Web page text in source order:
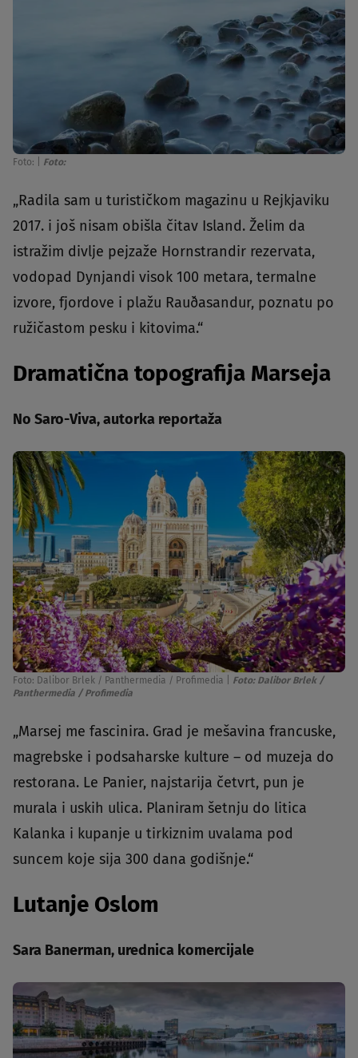
Foto: Foto:
„Radila sam u turističkom magazinu u Rejkjaviku
2017. i još nisam obišla čitav Island. Želim da
istražim divlje pejzaže Hornstrandir rezervata,
vodopad Dynjandi visok 100 metara, termalne
izvore, fjordove i plažu Rauðasandur, poznatu po
ružičastom pesku i kitovima.“
Dramatična topografija Marseja
No Saro-Viva, autorka reportaža
Foto: Dalibor Brlek / Panthermedia / Profimedia
Foto: Dalibor Brlek /
Panthermedia / Profimedia
„Marsej me fascinira. Grad je mešavina francuske,
magrebske i podsaharske kulture – od muzeja do
restorana. Le Panier, najstarija četvrt, pun je
murala i uskih ulica. Planiram šetnju do litica
Kalanka i kupanje u tirkiznim uvalama pod
suncem koje sija 300 dana godišnje.“
Lutanje Oslom
Sara Banerman, urednica komercijale